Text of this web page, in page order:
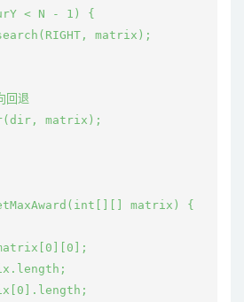
< N - 1) {
matrix);
回退
matrix);
matrix) {